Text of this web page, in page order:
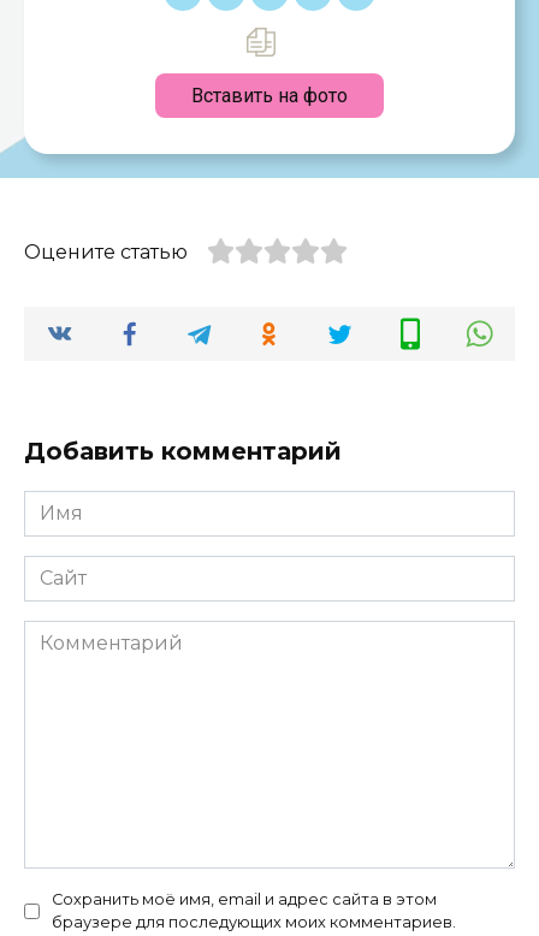
Вставить на фото
Оцените статью
Добавить комментарий
Имя
*
Сайт
Комментарий
Сохранить моё имя, email и адрес сайта в этом
браузере для последующих моих комментариев.